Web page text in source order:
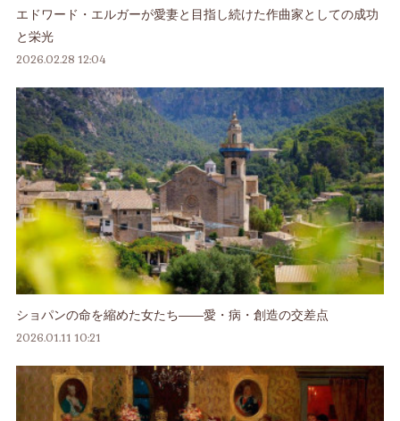
エドワード・エルガーが愛妻と目指し続けた作曲家としての成功
と栄光
2026.02.28 12:04
ショパンの命を縮めた女たち――愛・病・創造の交差点
2026.01.11 10:21